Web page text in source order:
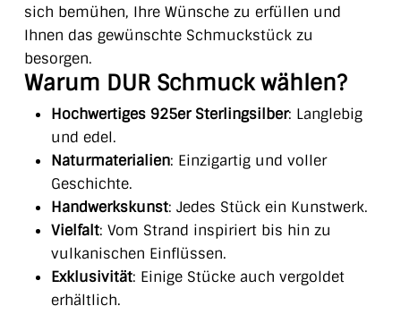
sich bemühen, Ihre Wünsche zu erfüllen und
Ihnen das gewünschte Schmuckstück zu
besorgen.
Warum DUR Schmuck wählen?
Hochwertiges 925er Sterlingsilber: Langlebig
und edel.
Naturmaterialien: Einzigartig und voller
Geschichte.
Handwerkskunst: Jedes Stück ein Kunstwerk.
Vielfalt: Vom Strand inspiriert bis hin zu
vulkanischen Einflüssen.
Exklusivität: Einige Stücke auch vergoldet
erhältlich.